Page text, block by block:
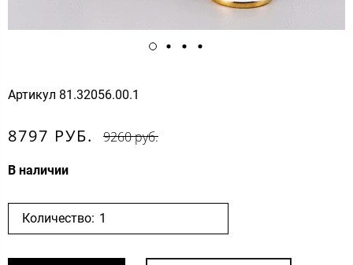
Артикул 81.32056.00.1
8797 РУБ. 9260 руб.
В наличии
Количество: